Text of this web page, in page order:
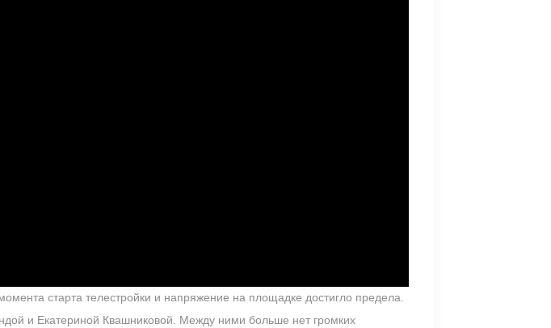
старта телестройки и напряжение на площадке достигло предела.
и Екатериной Квашниковой. Между ними больше нет громких